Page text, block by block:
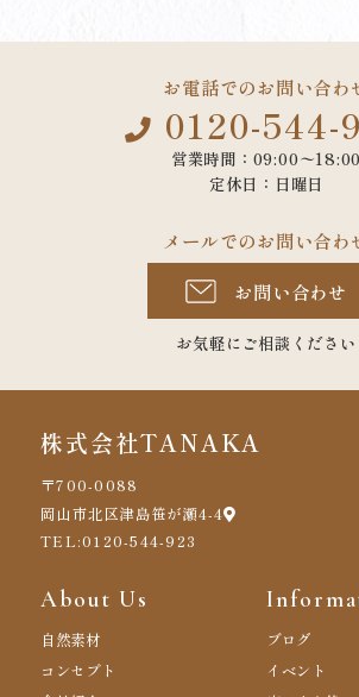
お電話でのお問い合わ
0120-544-
営業時間：09:00〜18:00
定休日：日曜日
メールでのお問い合わ
お問い合わせ
お気軽にご相談ください
株式会社TANAKA
〒700-0088
岡山市北区津島笹が瀬4-4
TEL:0120-544-923
About Us
自然素材
コンセプト
ブログ
イベント